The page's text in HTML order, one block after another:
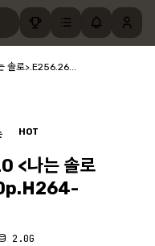
솔로>.E256.26...
HOT
<나는 솔로
2.0G